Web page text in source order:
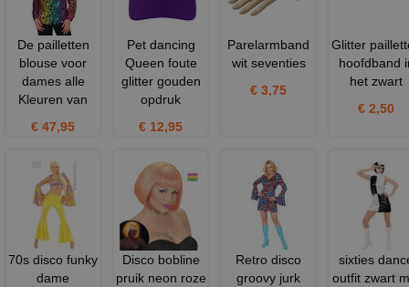
De pailletten
blouse voor
dames alle
Kleuren van
€ 47,95
Pet dancing
Queen foute
glitter gouden
opdruk
€ 12,95
Parelarmband
wit seventies
€ 3,75
Glitter
hoofdband
het zwart
€ 2,50
70s disco funky
dame
Disco bobline
pruik neon roze
Retro disco
groovy jurk
sixties
outfit zwart